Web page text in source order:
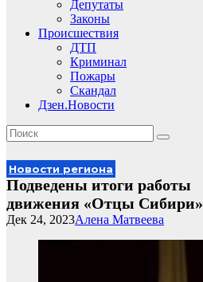
Депутаты
Законы
Происшествия
ДТП
Криминал
Пожары
Скандал
Дзен.Новости
Новости региона
Подведены итоги работы
движения «Отцы Сибири»
Алена Матвеева
Дек 24, 2023